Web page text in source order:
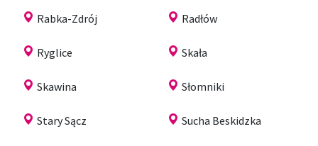
Rabka-Zdrój Radłów
Ryglice Skała
Skawina Słomniki
Stary Sącz Sucha Beskidzka